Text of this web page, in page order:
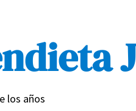
los años